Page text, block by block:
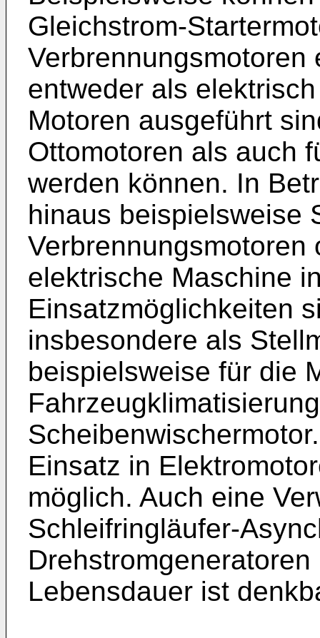
Gleichstrom-
entweder als
Motoren ausgeführt
Ottomotoren als auch
werden können. In
hinaus beispielsweise
Verbrennungsmotoren
elektrische Maschine
Einsatzmöglichkeiten
insbesondere als
beispielsweise für die
Einsatz in
möglich. Auch eine
Schleifringläufer-
Lebensdauer ist